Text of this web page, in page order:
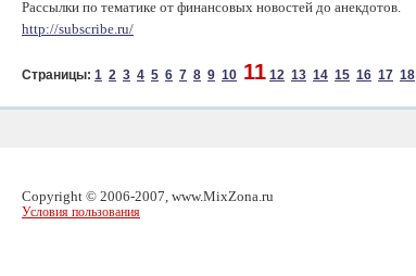
Рассылки по тематике от финансовых новостей до анекдотов.
http://subscribe.ru/
Страницы: 1 2 3 4 5 6 7 8 9 10 11 12 13 14 15 16 17 18
Copyright © 2006-2007, www.MixZona.ru
Условия пользования